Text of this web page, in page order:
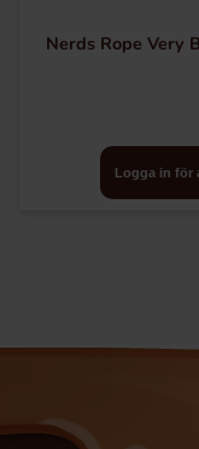
Nerds Rope Very
Logga in för